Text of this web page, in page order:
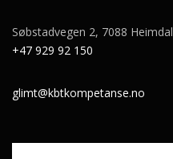
Søbstadvegen 2, 7088 Heimdal
+47 929 92 150
glimt@kbtkompetanse.no